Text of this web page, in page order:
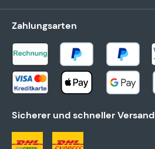
Zahlungsarten
Sicherer und schneller Versand